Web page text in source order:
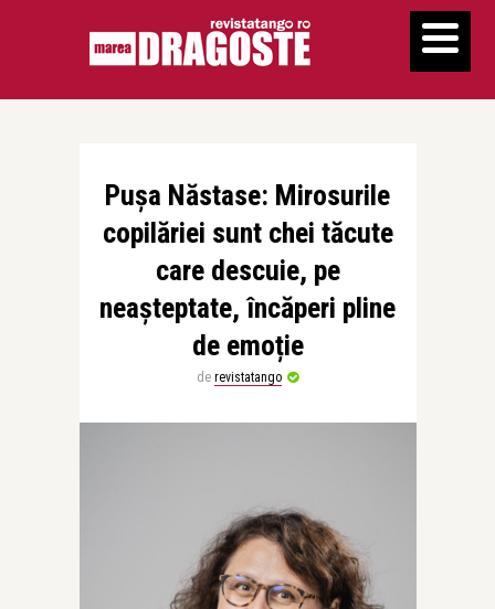
Pușa Năstase: Mirosurile
copilăriei sunt chei tăcute
care descuie, pe
neașteptate, încăperi pline
de emoție
de revistatango